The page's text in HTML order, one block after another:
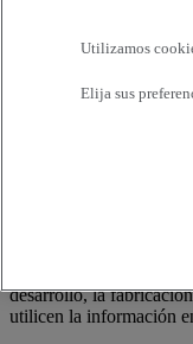
3/ Toda comunicación
contenga datos,
no confidencial y no
desarrollo, la
utilicen la información
Utilizamos
Elija sus